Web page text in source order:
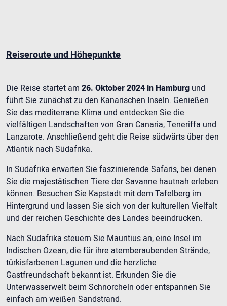
Reiseroute und Höhepunkte
Die Reise startet am 26. Oktober 2024 in Hamburg und
führt Sie zunächst zu den Kanarischen Inseln. Genießen
Sie das mediterrane Klima und entdecken Sie die
vielfältigen Landschaften von Gran Canaria, Teneriffa und
Lanzarote. Anschließend geht die Reise südwärts über den
Atlantik nach Südafrika.
In Südafrika erwarten Sie faszinierende Safaris, bei denen
Sie die majestätischen Tiere der Savanne hautnah erleben
können. Besuchen Sie Kapstadt mit dem Tafelberg im
Hintergrund und lassen Sie sich von der kulturellen Vielfalt
und der reichen Geschichte des Landes beeindrucken.
Nach Südafrika steuern Sie Mauritius an, eine Insel im
Indischen Ozean, die für ihre atemberaubenden Strände,
türkisfarbenen Lagunen und die herzliche
Gastfreundschaft bekannt ist. Erkunden Sie die
Unterwasserwelt beim Schnorcheln oder entspannen Sie
einfach am weißen Sandstrand.